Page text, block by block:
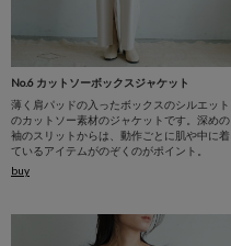
No.6 カットソーボックスジャケット
薄く肩パッドの入ったボックスのシルエット
のカットソー素材のジャケットです。深めの
袖のスリットからは、動作ごとに肌や中に着
ているアイテムがのぞくのがポイント。
buy